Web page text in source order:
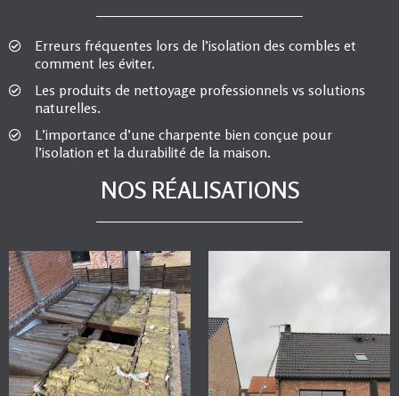
Erreurs fréquentes lors de l’isolation des combles et
comment les éviter.
Les produits de nettoyage professionnels vs solutions
naturelles.
L’importance d’une charpente bien conçue pour
l’isolation et la durabilité de la maison.
NOS RÉALISATIONS